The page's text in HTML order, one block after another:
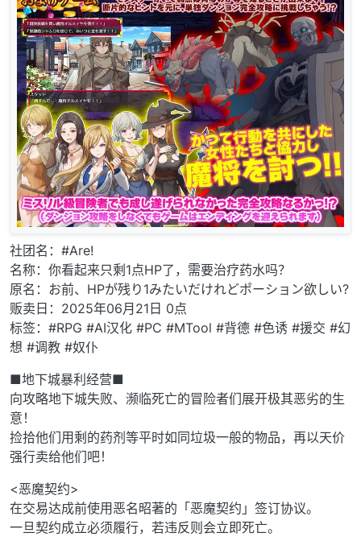
社团名：#Are!
名称：你看起来只剩1点HP了，需要治疗药水吗？
原名：お前、HPが残り1みたいだけれどポーション欲しい?
贩卖日：2025年06月21日 0点
标签：#RPG #AI汉化 #PC #MTool #背德 #色诱 #援交 #幻
想 #调教 #奴仆
■地下城暴利经营■
向攻略地下城失败、濒临死亡的冒险者们展开极其恶劣的生
意！
捡拾他们用剩的药剂等平时如同垃圾一般的物品，再以天价
强行卖给他们吧！
<恶魔契约>
在交易达成前使用恶名昭著的「恶魔契约」签订协议。
一旦契约成立必须履行，若违反则会立即死亡。